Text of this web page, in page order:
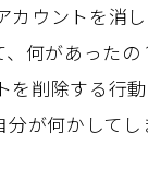
カウントを消
何があったの
を削除する行
分が何かして